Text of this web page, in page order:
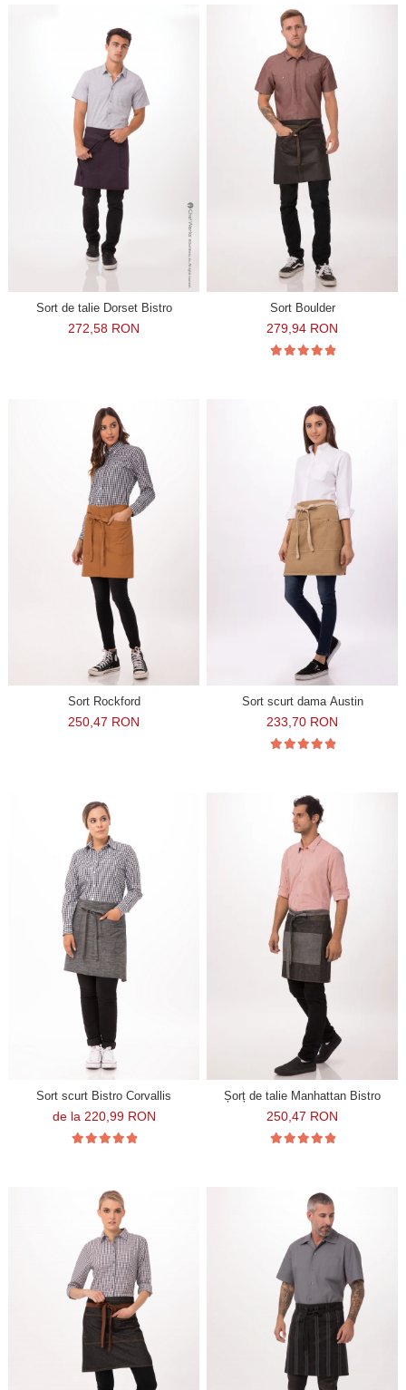
Sort de talie Dorset Bistro
272,58 RON
Sort Boulder
279,94 RON
Sort Rockford
250,47 RON
Sort scurt dama Austin
233,70 RON
Sort scurt Bistro Corvallis
de la 220,99 RON
Șorț de talie Manhattan Bistro
250,47 RON